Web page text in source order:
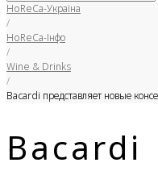
HoReCa-Україна
/
HoReCa-Інфо
/
Wine & Drinks
/
Bacardi представляет новые
Bacardi